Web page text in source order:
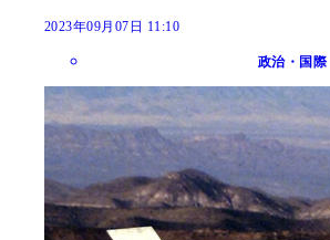
2023年09月07日 11:10
政治・国際